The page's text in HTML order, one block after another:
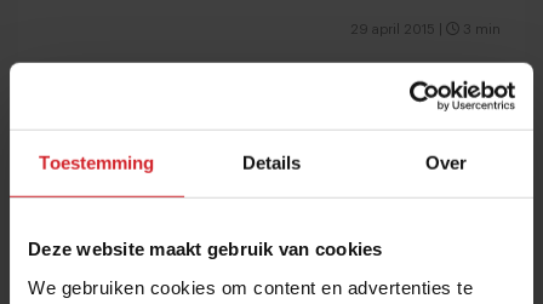
Toestemming Details Over
Deze website maakt gebruik van cookies
We gebruiken cookies om content en advertenties te
29 april 2015 3 min